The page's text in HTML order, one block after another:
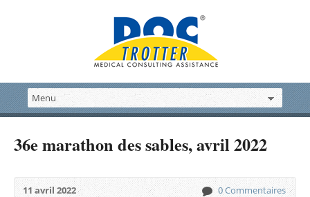
36e marathon des sables, avril 2022
11 avril 2022 0 Commentaires